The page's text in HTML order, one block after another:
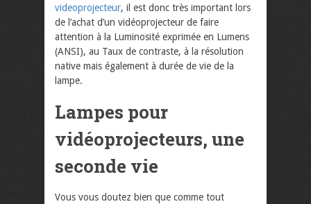
videoprojecteur, il est donc très important lors
de l’achat d’un vidéoprojecteur de faire
attention à la Luminosité exprimée en Lumens
(ANSI), au Taux de contraste, à la résolution
native mais également à durée de vie de la
lampe.
Lampes pour
vidéoprojecteurs, une
seconde vie
Vous vous doutez bien que comme tout